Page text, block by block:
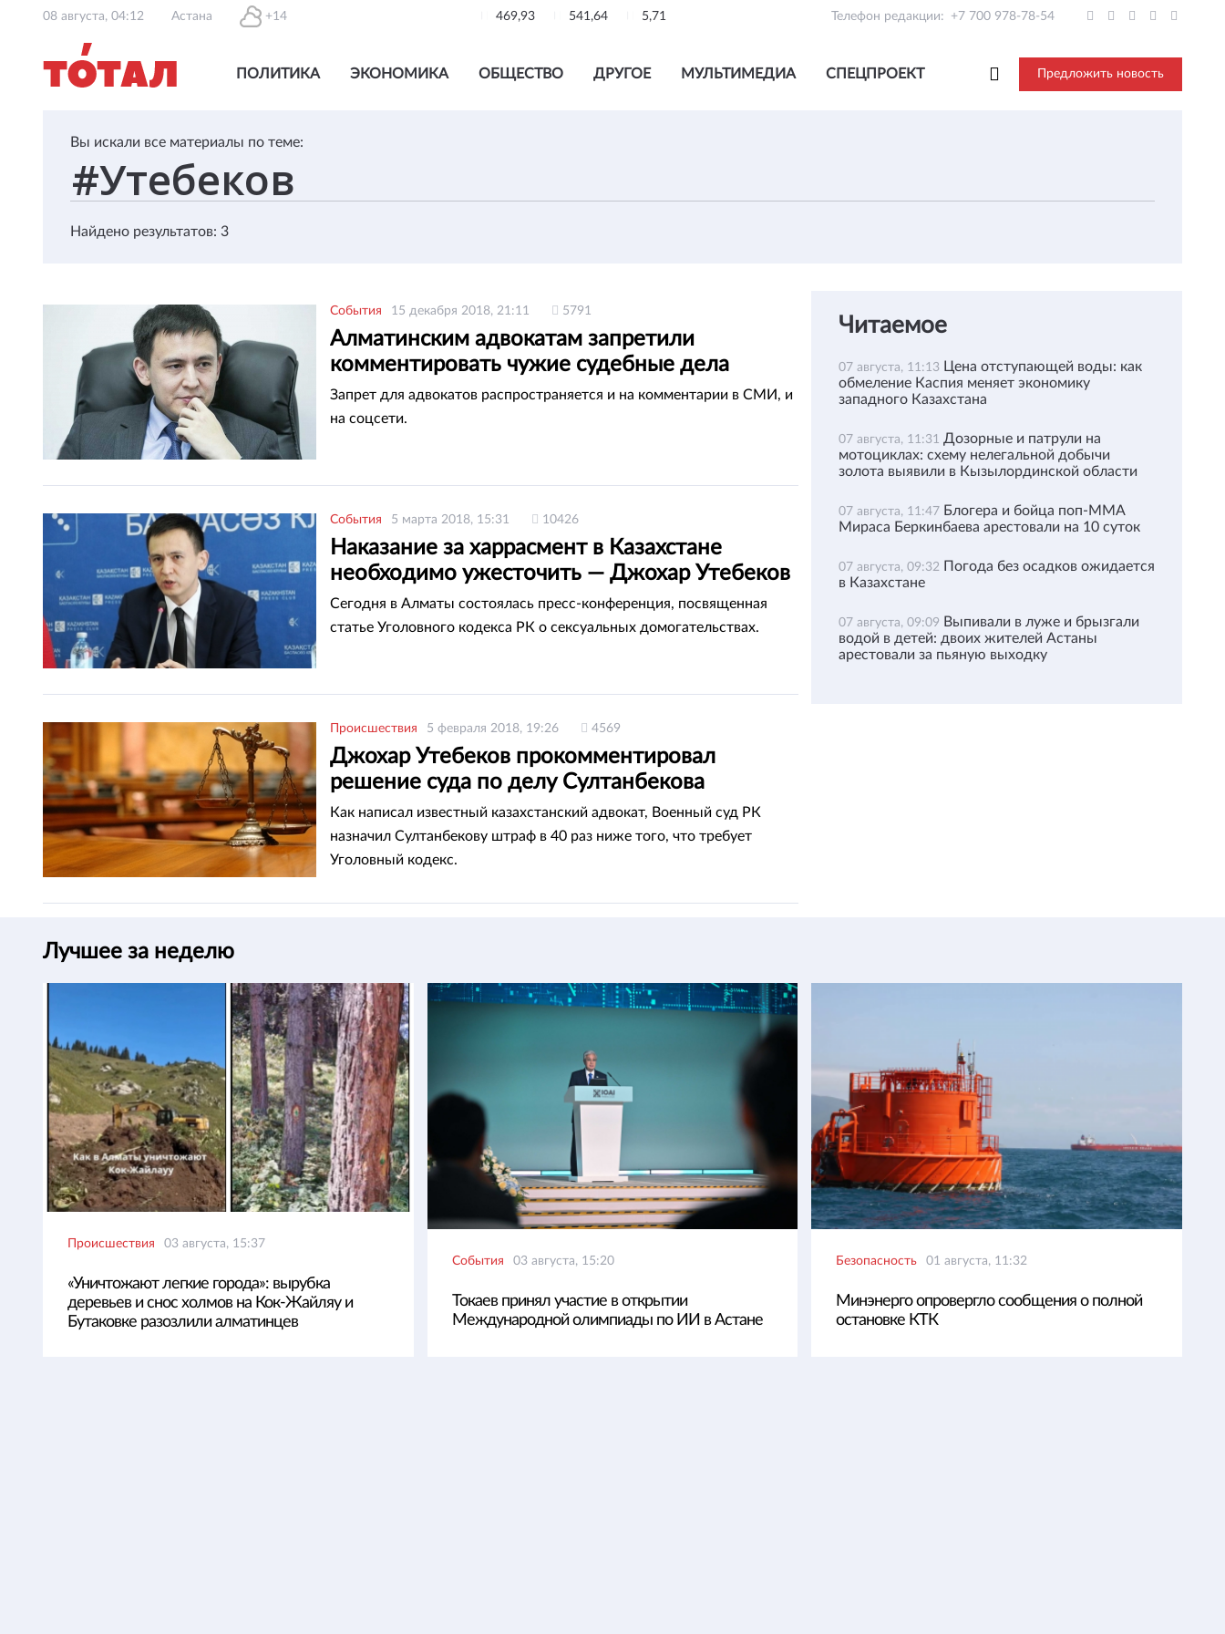
08 августа, 04:12 Астана +14 469,93 541,64 5,71 Телефон редакции: +7 700 978-78-54
ПОЛИТИКА ЭКОНОМИКА ОБЩЕСТВО ДРУГОЕ МУЛЬТИМЕДИА СПЕЦПРОЕКТ Предложить новость
Вы искали все материалы по теме:
Найдено результатов: 3
События 15 декабря 2018, 21:11 5791
Алматинским адвокатам запретили
комментировать чужие судебные дела
Запрет для адвокатов распространяется и на комментарии в СМИ, и
на соцсети.
События 5 марта 2018, 15:31 10426
Наказание за харрасмент в Казахстане
необходимо ужесточить — Джохар Утебеков
Сегодня в Алматы состоялась пресс-конференция, посвященная
статье Уголовного кодекса РК о сексуальных домогательствах.
Происшествия 5 февраля 2018, 19:26 4569
Джохар Утебеков прокомментировал
решение суда по делу Султанбекова
Как написал известный казахстанский адвокат, Военный суд РК
назначил Султанбекову штраф в 40 раз ниже того, что требует
Уголовный кодекс.
Читаемое
07 августа, 11:13 Цена отступающей воды: как
обмеление Каспия меняет экономику
западного Казахстана
07 августа, 11:31 Дозорные и патрули на
мотоциклах: схему нелегальной добычи
золота выявили в Кызылординской области
07 августа, 11:47 Блогера и бойца поп-ММА
Мираса Беркинбаева арестовали на 10 суток
07 августа, 09:32 Погода без осадков ожидается
в Казахстане
07 августа, 09:09 Выпивали в луже и брызгали
водой в детей: двоих жителей Астаны
арестовали за пьяную выходку
Лучшее за неделю
Происшествия 03 августа, 15:37
«Уничтожают легкие города»: вырубка
деревьев и снос холмов на Кок-Жайляу и
Бутаковке разозлили алматинцев
События 03 августа, 15:20
Токаев принял участие в открытии
Международной олимпиады по ИИ в Астане
Безопасность 01 августа, 11:32
Минэнерго опровергло сообщения о полной
остановке КТК